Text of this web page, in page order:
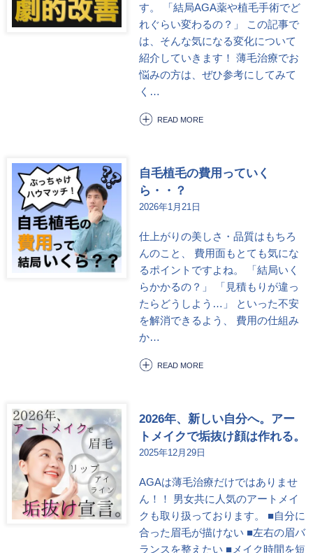
す。 「結局AGA薬や植毛手術でど
れぐらい変わるの？」 この記事で
は、そんな気になる変化について
紹介していきます！ 薄毛治療でお
悩みの方は、ぜひ参考にしてみて
く…
READ MORE
2026年1月21日
自毛植毛の費用っていく
ら・・？
仕上がりの美しさ・品質はもちろ
んのこと、 費用面もとても気にな
るポイントですよね。 「結局いく
らかかるの？」 「見積もりが違っ
たらどうしよう…」 といった不安
を解消できるよう、 費用の仕組み
か…
READ MORE
2025年12月29日
2026年、新しい自分へ。アー
トメイクで垢抜け顔は作れる。
AGAは薄毛治療だけではありませ
ん！！ 男女共に人気のアートメイ
クも取り扱っております。 ■自分に
合った眉毛が描けない ■左右の眉バ
ランスを整えたい ■メイク時間を短